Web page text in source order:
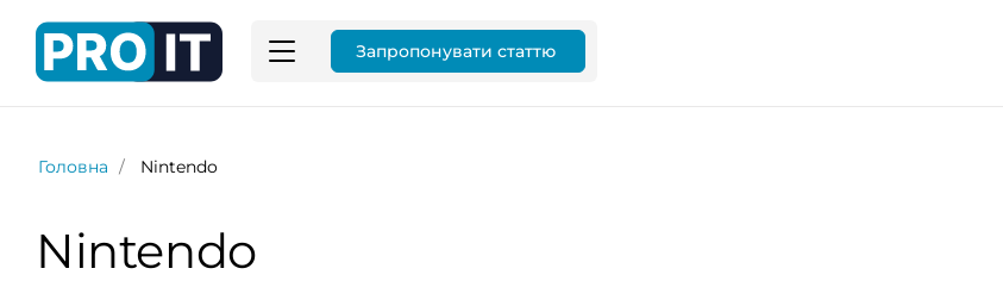
Запропонувати статтю
Головна Nintendo
Nintendo